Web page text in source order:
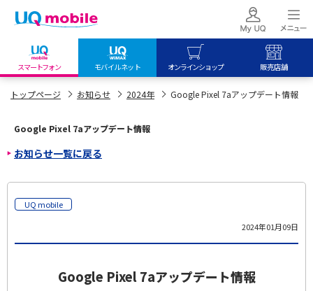
スマートフォン モバイルネット オンラインショップ 販売店舗
my UQ WiMAX
My UQ mobile
UQ mobile ご契約の方
UQ mobile
データチャージサイト
UQ mobile
UQ WiMAX
オンラインショップ
UQ mobile
UQ WiMAX
販売店舗
トップページ お知らせ 2024年 Google Pixel 7aアップデート情報
Google Pixel 7aアップデート情報
お知らせ一覧に戻る
UQ mobile
2024年01月09日
Google Pixel 7aアップデート情報